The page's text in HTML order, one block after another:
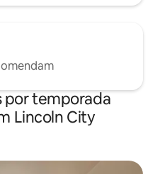
por temporada
Lincoln City